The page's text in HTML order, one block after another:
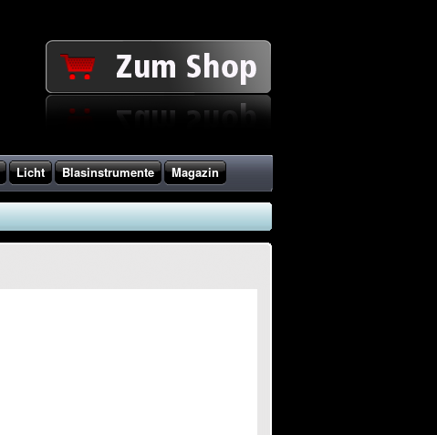
Licht Blasinstrumente Magazin